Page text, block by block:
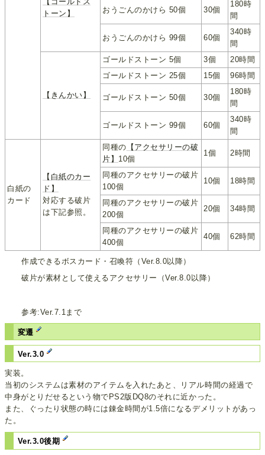
トーン】
おうごんのかけら 50個 30個
180時
間
おうごんのかけら 99個 60個
340時
間
【きんかい】
ゴールドストーン 5個 3個
20時間
ゴールドストーン 25個
15個 96時間
ゴールドストーン 50個 30個
180時
間
ゴールドストーン 99個 60個
340時
間
白紙の
カード
【白紙のカー
ド】
対応する破片
は下記参照。
同種の 【アクセサリーの破
片】 10個
1個 2時間
同種のアクセサリーの破片
100個
10個 18時間
同種のアクセサリーの破片
200個
20個 34時間
同種のアクセサリーの破片
400個
40個 62時間
作成できるボスカード・召喚符（Ver.8.0以降）
破片が素材として使えるアクセサリー（Ver.8.0以降）
参考:Ver.7.1まで
変遷
Ver.3.0
実装。
当初のシステムは素材のアイテムを入れたあと、リアル時間の経過で
中身がとりだせるという物でPS2版DQ8のそれに近かった。
また、ぐったり状態の時には錬金時間が1.5倍になるデメリットがあっ
た。
Ver.3.0後期